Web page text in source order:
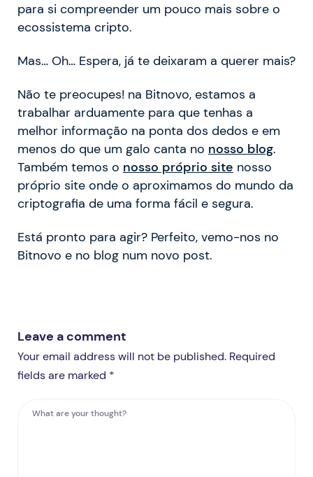
para si compreender um pouco mais sobre o
ecossistema cripto.
Mas… Oh… Espera, já te deixaram a querer mais?
Não te preocupes! na Bitnovo, estamos a
trabalhar arduamente para que tenhas a
melhor informação na ponta dos dedos e em
menos do que um galo canta no nosso blog.
Também temos o nosso próprio site nosso
próprio site onde o aproximamos do mundo da
criptografia de uma forma fácil e segura.
Está pronto para agir? Perfeito, vemo-nos no
Bitnovo e no blog num novo post.
Leave a comment
Your email address will not be published. Required
fields are marked *